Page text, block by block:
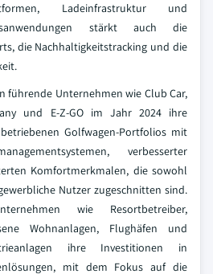
Ladeinfrastruktur und
stärkt auch die
die Nachhaltigkeitstracking und die
führende Unternehmen wie Club Car,
und E-Z-GO im Jahr 2024 ihre
Golfwagen-Portfolios mit
verbesserter
Komfortmerkmalen, die sowohl
Nutzer zugeschnitten sind.
wie Resortbetreiber,
Wohnanlagen, Flughäfen und
ihre Investitionen in
mit dem Fokus auf die